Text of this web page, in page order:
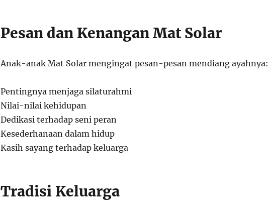
Pesan dan Kenangan Mat Solar
Anak-anak Mat Solar mengingat pesan-pesan mendiang ayahnya:
Pentingnya menjaga silaturahmi
Nilai-nilai kehidupan
Dedikasi terhadap seni peran
Kesederhanaan dalam hidup
Kasih sayang terhadap keluarga
Tradisi Keluarga